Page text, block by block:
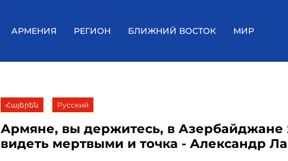
АРМЕНИЯ РЕГИОН БЛИЖНИЙ ВОСТОК МИР
Հայերեն Русский
Армяне, вы держитесь, в Азербайджане
видеть мертвыми и точка - Александр